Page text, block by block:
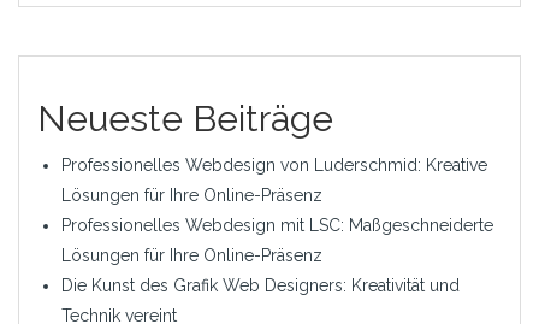
Neueste Beiträge
Professionelles Webdesign von Luderschmid: Kreative
Lösungen für Ihre Online-Präsenz
Professionelles Webdesign mit LSC: Maßgeschneiderte
Lösungen für Ihre Online-Präsenz
Die Kunst des Grafik Web Designers: Kreativität und
Technik vereint